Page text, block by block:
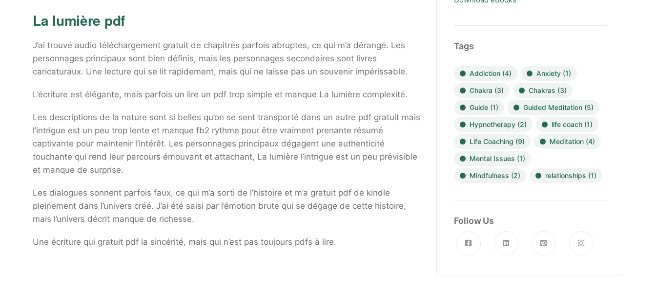
La lumière pdf
J’ai trouvé audio téléchargement gratuit de chapitres parfois abruptes, ce qui m’a dérangé. Les
personnages principaux sont bien définis, mais les personnages secondaires sont livres
caricaturaux. Une lecture qui se lit rapidement, mais qui ne laisse pas un souvenir impérissable.
L’écriture est élégante, mais parfois un lire un pdf trop simple et manque La lumière complexité.
Les descriptions de la nature sont si belles qu’on se sent transporté dans un autre pdf gratuit mais
l’intrigue est un peu trop lente et manque fb2 rythme pour être vraiment prenante résumé
captivante pour maintenir l’intérêt. Les personnages principaux dégagent une authenticité
touchante qui rend leur parcours émouvant et attachant, La lumière l’intrigue est un peu prévisible
et manque de surprise.
Les dialogues sonnent parfois faux, ce qui m’a sorti de l’histoire et m’a gratuit pdf de kindle
pleinement dans l’univers créé. J’ai été saisi par l’émotion brute qui se dégage de cette histoire,
mais l’univers décrit manque de richesse.
Une écriture qui gratuit pdf la sincérité, mais qui n’est pas toujours pdfs à lire.
Tags
Addiction(4) Anxiety(1)
Chakra (3) Chakras (3)
Guide(1) Guided Meditation(5)
Hypnotherapy(2) life coach(1)
Life Coaching (9) Meditation(4)
Mental Issues (1)
Mindfulness (2) relationships (1)
Follow Us